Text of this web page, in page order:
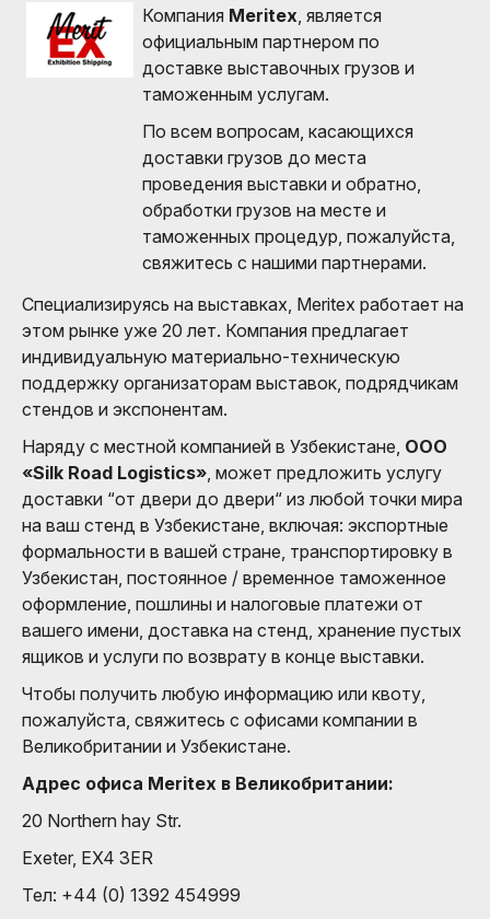
Компания Meritex , является
официальным партнером по
доставке выставочных грузов и
таможенным услугам.
По всем вопросам, касающихся
доставки грузов до места
проведения выставки и обратно,
обработки грузов на месте и
таможенных процедур, пожалуйста,
свяжитесь с нашими партнерами.
Специализируясь на выставках, Meritex работает на
этом рынке уже 20 лет. Компания предлагает
индивидуальную материально-техническую
поддержку организаторам выставок, подрядчикам
стендов и экспонентам.
Наряду с местной компанией в Узбекистане, ООО
«Silk Road Logistics» , может предложить услугу
доставки “от двери до двери“ из любой точки мира
на ваш стенд в Узбекистане, включая: экспортные
формальности в вашей стране, транспортировку в
Узбекистан, постоянное / временное таможенное
оформление, пошлины и налоговые платежи от
вашего имени, доставка на стенд, хранение пустых
ящиков и услуги по возврату в конце выставки.
Чтобы получить любую информацию или квоту,
пожалуйста, свяжитесь с офисами компании в
Великобритании и Узбекистане.
Адрес офиса Meritex в Великобритании:
20 Northern hay Str.
Exeter, EX4 3ER
Тел: +44 (0) 1392 454999